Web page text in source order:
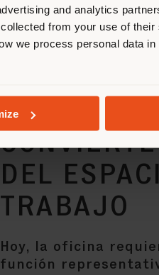
and analytics
from your use of their
we process personal data in
EL
DEL
TRABAJO
Hoy, la oficina
función